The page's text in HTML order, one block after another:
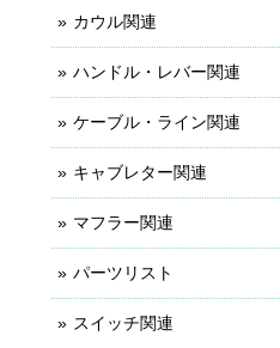
カウル関連
ハンドル・レバー関連
ケーブル・ライン関連
キャブレター関連
マフラー関連
パーツリスト
スイッチ関連